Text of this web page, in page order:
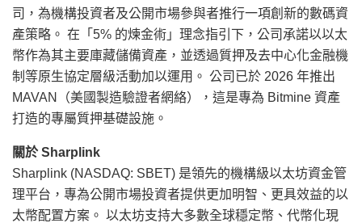
司，為機構投資者及公開市場參與者推行一項創新的數碼資
產策略。 在「5% 的煉金術」理念指引下，公司承諾以以太
幣作為其主要庫藏儲備資產，並透過質押及去中心化金融機
制等原生協定層級活動加以運用。 公司已於 2026 年推出
MAVAN（美國製造驗證者網絡），這是專為 Bitmine 資產
打造的專屬質押基礎設施。
關於 Sharplink
Sharplink (NASDAQ: SBET) 是領先的機構級以太坊資金管
理平台，專為公開市場投資者提供更加明智、更具效益的以
太幣配置方案。 以太坊支持大多數全球穩定幣、代幣化現